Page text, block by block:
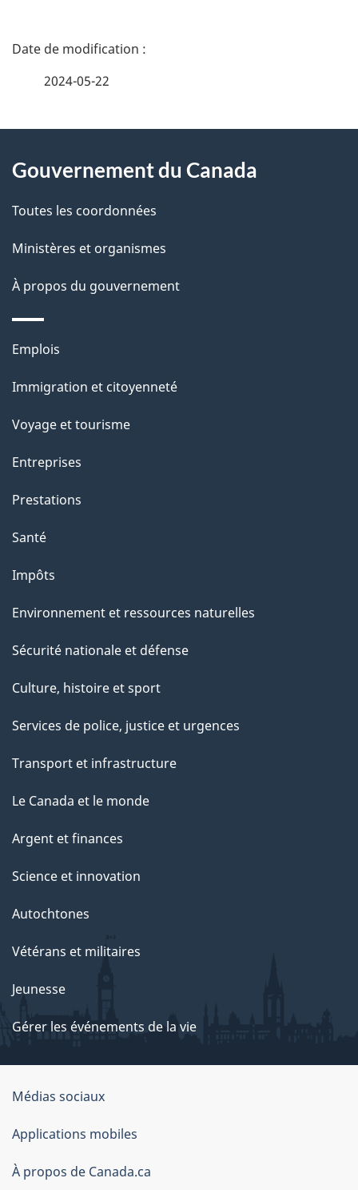
D
i
l
s
d
e
l
a
p
a
g
e
2024-05-22
propos
de
ce
site
Gouvernement du Canada
Toutes les coordonnées
Ministères et organismes
À propos du gouvernement
Thèmes
sujets
Emplois
Immigration et citoyenneté
Voyage et tourisme
Entreprises
Prestations
Santé
Impôts
Environnement et ressources naturelles
Sécurité nationale et défense
Culture, histoire et sport
Services de police, justice et urgences
Transport et infrastructure
Le Canada et le monde
Argent et finances
Science et innovation
Autochtones
Vétérans et militaires
Jeunesse
Gérer les événements de la vie
Organisation
du
gouvernement
du
Médias sociaux
Applications mobiles
À propos de Canada.ca